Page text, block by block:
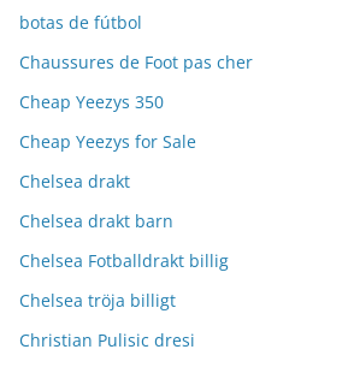
botas de fútbol
Chaussures de Foot pas cher
Cheap Yeezys 350
Cheap Yeezys for Sale
Chelsea drakt
Chelsea drakt barn
Chelsea Fotballdrakt billig
Chelsea tröja billigt
Christian Pulisic dresi